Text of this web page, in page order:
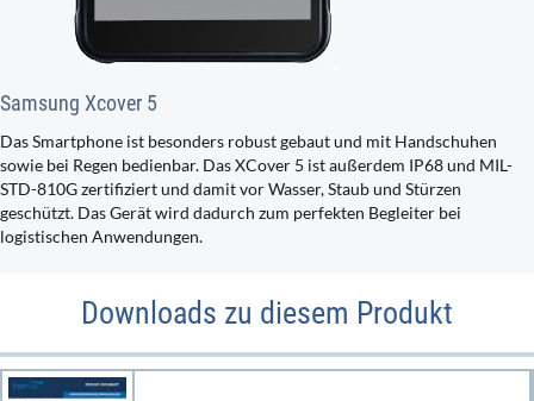
Samsung Xcover 5
Das Smartphone ist besonders robust gebaut und mit Handschuhen
sowie bei Regen bedienbar. Das XCover 5 ist außerdem IP68 und MIL-
STD-810G zertifiziert und damit vor Wasser, Staub und Stürzen
geschützt. Das Gerät wird dadurch zum perfekten Begleiter bei
logistischen Anwendungen.
Downloads zu diesem Produkt